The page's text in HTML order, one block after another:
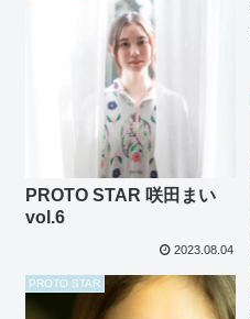
PROTO STAR 咲田まい
vol.6
2023.08.04
PROTO STAR